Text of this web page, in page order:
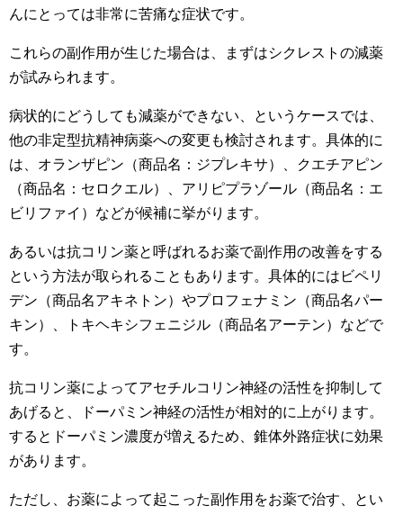
んにとっては非常に苦痛な症状です。
これらの副作用が生じた場合は、まずはシクレストの減薬
が試みられます。
病状的にどうしても減薬ができない、というケースでは、
他の非定型抗精神病薬への変更も検討されます。具体的に
は、オランザピン（商品名：ジプレキサ）、クエチアピン
（商品名：セロクエル）、アリピプラゾール（商品名：エ
ビリファイ）などが候補に挙がります。
あるいは抗コリン薬と呼ばれるお薬で副作用の改善をする
という方法が取られることもあります。具体的にはビペリ
デン（商品名アキネトン）やプロフェナミン（商品名パー
キン）、トキヘキシフェニジル（商品名アーテン）などで
す。
抗コリン薬によってアセチルコリン神経の活性を抑制して
あげると、ドーパミン神経の活性が相対的に上がります。
するとドーパミン濃度が増えるため、錐体外路症状に効果
があります。
ただし、お薬によって起こった副作用をお薬で治す、とい